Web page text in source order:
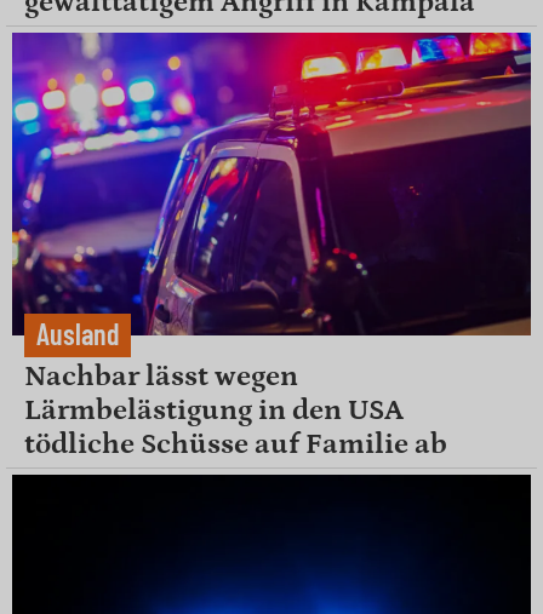
Ausland
Nachbar lässt wegen
Lärmbelästigung in den USA
tödliche Schüsse auf Familie ab